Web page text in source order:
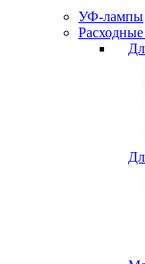
УФ-лампы